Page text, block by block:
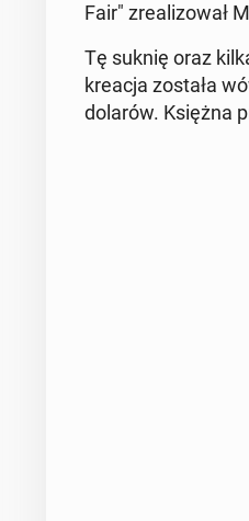
Fair" zre­ali­zo­wał
Tę suknię oraz
kreacja została
dolarów. Księżna